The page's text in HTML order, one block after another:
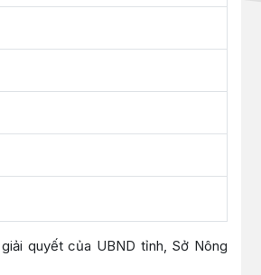
quyết của UBND tỉnh, Sở Nông